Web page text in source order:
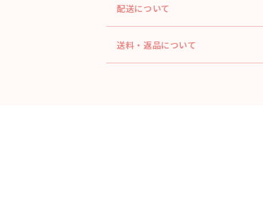
配送について
送料・返品について